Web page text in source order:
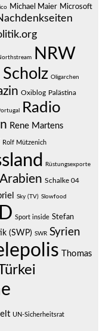
Michael Maier Microsoft
NRW
Oligarchen
Oxiblog Palästina
Radio
Rene Martens
Rolf Mützenich
Rüstungsexporte
Schalke 04
Sky (TV) Slowfood
Sport inside Stefan
(SWP) SWR Syrien
Thomas
UN-Sicherheitsrat